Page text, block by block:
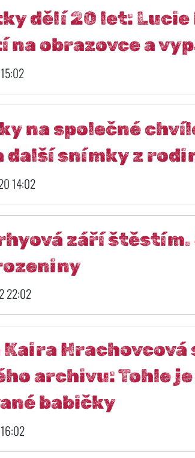
dělí 20 let: Lucie
obrazovce a
na společné
snímky z
14:02
září
22:02
Hrachovcová
archivu: Tohle
babičky